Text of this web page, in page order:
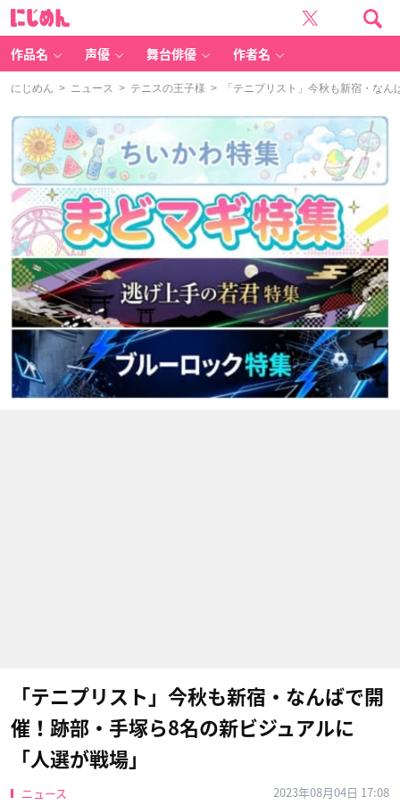
作品名 声優 舞台俳優 作者名
にじめん > ニュース > テニスの王子様 > 「テニプリスト」今秋も新宿・なん
「テニプリスト」今秋も新宿・なんばで開
催！跡部・手塚ら8名の新ビジュアルに
「人選が戦場」
ニュース 2023年08月04日 17:08